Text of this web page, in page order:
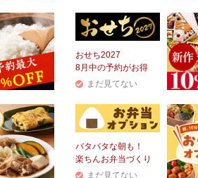
おせち2027
8月中の予約がお得
まだ見てない
バタバタな朝も！
楽ちんお弁当づくり
まだ見てない